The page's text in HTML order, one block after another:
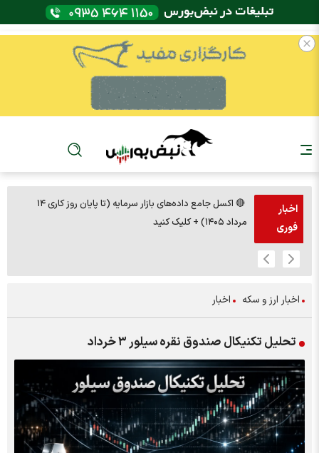
اخبار
فوری
🔴 اکسل جامع داده‌های بازار سرمایه (تا پایان روز کاری ۱۴
مرداد ۱۴۰۵) + کلیک کنید
اخبار ارز و سکه اخبار
تحلیل تکنیکال صندوق نقره سیلور ۳ خرداد